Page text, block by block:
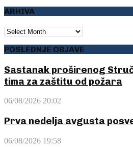
ARHIVA
ARHIVA
POSLEDNJE OBJAVE
Sastanak proširenog
tima za zaštitu od požara
06/08/2026 20:02
Prva nedelja avgusta
06/08/2026 19:58